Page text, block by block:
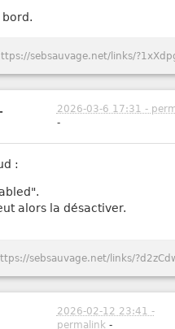
sebsauvage.net/links/
2026-03-6 17:31 -
-
:
alors la désactiver.
sebsauvage.net/links/
2026-02-12 23:41 -
permalink-